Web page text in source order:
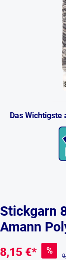
Das Wichtigste
Stickgarn
Amann
8,15 €* %